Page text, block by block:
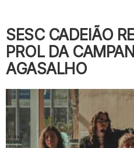
O
SESC CADEIÃO
PROL DA
AGASALHO